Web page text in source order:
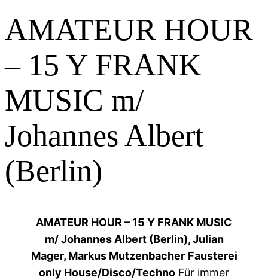
AMATEUR HOUR
– 15 Y FRANK
MUSIC m/
Johannes Albert
(Berlin)
AMATEUR HOUR – 15 Y FRANK MUSIC
m/ Johannes Albert (Berlin), Julian
Mager, Markus Mutzenbacher Fausterei
only House/Disco/Techno Für immer